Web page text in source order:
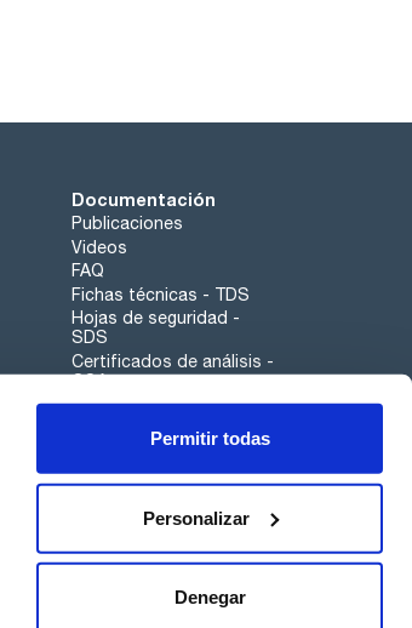
Permitir todas
Personalizar
Denegar
Documentación
Publicaciones
Videos
FAQ
Fichas técnicas - TDS
Hojas de seguridad -
SDS
Certificados de análisis -
COA
Aplicaciones
Canal de denuncias